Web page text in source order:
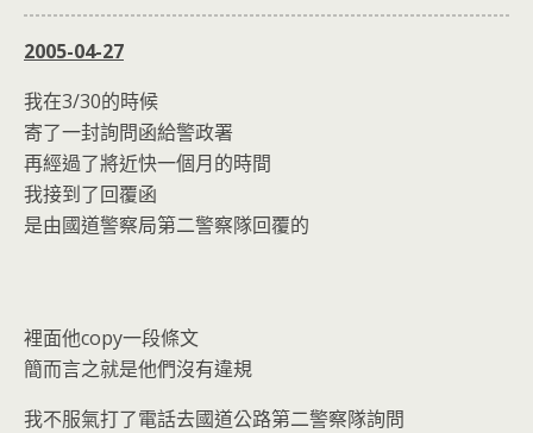
2005-04-27
我在3/30的時候
寄了一封詢問函給警政署
再經過了將近快一個月的時間
我接到了回覆函
是由國道警察局第二警察隊回覆的
裡面他copy一段條文
簡而言之就是他們沒有違規
我不服氣打了電話去國道公路第二警察隊詢問